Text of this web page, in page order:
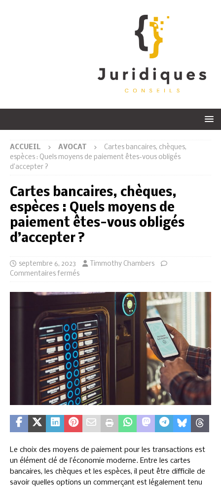
ACCUEIL AVOCAT
Cartes bancaires, chèques,
espèces : Quels moyens de paiement êtes-vous obligés
d’accepter ?
Cartes bancaires, chèques,
espèces : Quels moyens de
paiement êtes-vous obligés
d’accepter ?
septembre 6, 2023
Timmothy Chambers
Commentaires fermés
Le choix des moyens de paiement pour les transactions est
un élément clé de l’économie moderne. Entre les cartes
bancaires, les chèques et les espèces, il peut être difficile de
savoir quelles options un commerçant est légalement tenu